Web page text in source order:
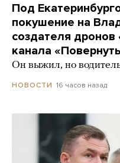
Под
покушение на
создателя
канала
Он выжил, но
НОВОСТИ 16 часов назад